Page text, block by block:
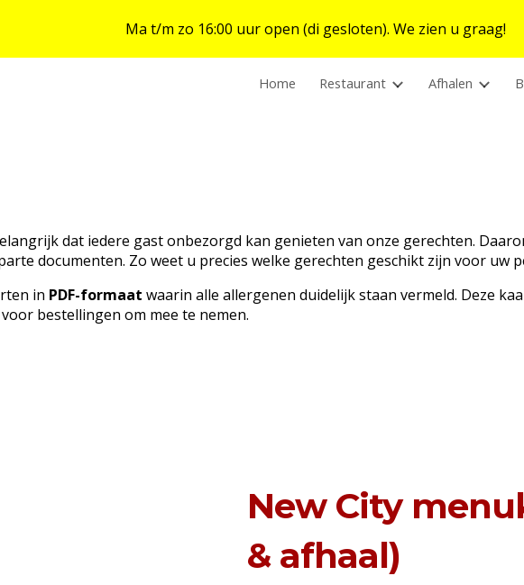
Skip to main content Skip to
Ma t/m zo 16:00 uur open (di gesloten). We zien u graag!
Home Restaurant Afhalen
dat iedere gast onbezorgd kan genieten van onze gerechten.
documenten. Zo weet u precies welke gerechten geschikt zijn voor uw
in PDF-formaat waarin alle allergenen duidelijk staan vermeld. Deze
bestellingen om mee te nemen.
New City
& afhaal)